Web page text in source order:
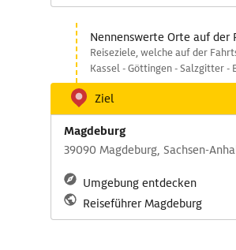
Nennenswerte Orte auf der
Reiseziele, welche auf der
Kassel - Göttingen - Salzgitter -
Ziel
Magdeburg
39090 Magdeburg, Sachsen-
Umgebung entdecken
Reiseführer Magdeburg